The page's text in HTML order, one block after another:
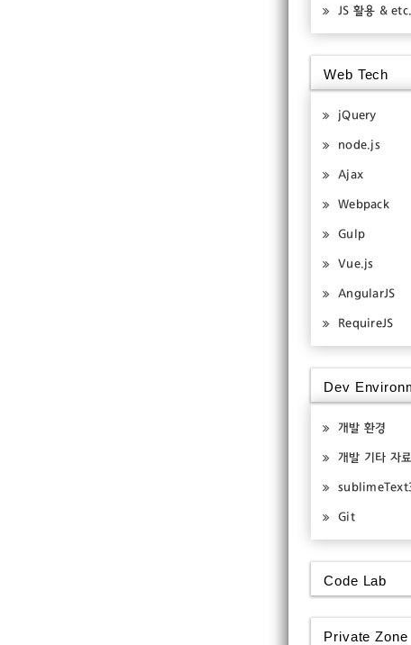
JS 활용 &
Web Tech
jQuery
node.js
Ajax
Webpack
Gulp
Vue.js
AngularJS
RequireJS
Dev
개발 환경
개발 기타 자료
Git
Code Lab
Private Zone